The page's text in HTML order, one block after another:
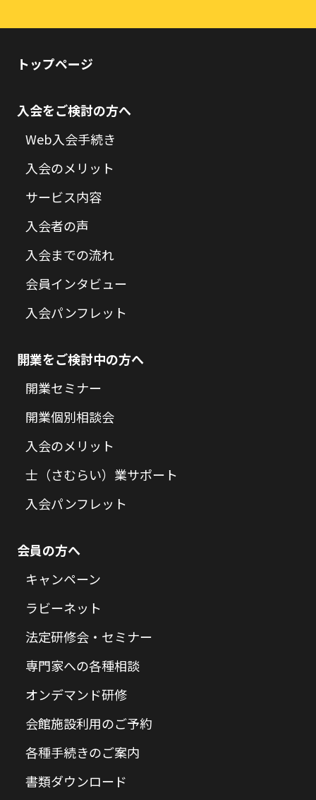
トップページ
入会をご検討の方へ
Web入会手続き
入会のメリット
サービス内容
入会者の声
入会までの流れ
会員インタビュー
入会パンフレット
開業をご検討中の方へ
開業セミナー
開業個別相談会
入会のメリット
士（さむらい）業サポート
入会パンフレット
会員の方へ
キャンペーン
ラビーネット
法定研修会・セミナー
専門家への各種相談
オンデマンド研修
会館施設利用のご予約
各種手続きのご案内
書類ダウンロード